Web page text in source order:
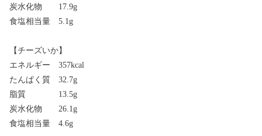
炭水化物 17.9g
食塩相当量 5.1g
【チーズいか】
エネルギー 357kcal
たんぱく質 32.7g
脂質 13.5g
炭水化物 26.1g
食塩相当量 4.6g